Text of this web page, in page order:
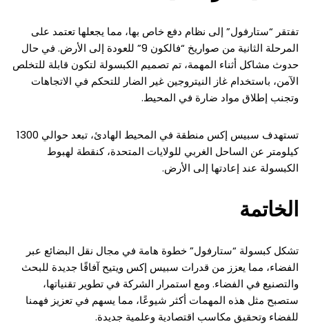
تفتقر “ستارفول” إلى نظام دفع خاص بها، مما يجعلها تعتمد على
المرحلة الثانية من صواريخ “فالكون 9” للعودة إلى الأرض. في حال
حدوث مشاكل أثناء المهمة، تم تصميم الكبسولة لتكون قابلة للتخلص
الآمن، باستخدام غاز النيتروجين غير الضار للتحكم في الاتجاهات
وتجنب إطلاق مواد ضارة في المحيط.
تستهدف سبيس إكس منطقة في المحيط الهادئ، تبعد حوالي 1300
كيلومتر عن الساحل الغربي للولايات المتحدة، كنقطة لهبوط
الكبسولة عند إعادتها إلى الأرض.
الخاتمة
تشكل كبسولة “ستارفول” خطوة هامة في مجال نقل البضائع عبر
الفضاء، مما يعزز من قدرات سبيس إكس ويتيح آفاقًا جديدة للبحث
والتصنيع في الفضاء. ومع استمرار الشركة في تطوير تقنياتها،
ستصبح مثل هذه المهمات أكثر شيوعًا، مما يسهم في تعزيز فهمنا
للفضاء وتحقيق مكاسب اقتصادية وعلمية جديدة.